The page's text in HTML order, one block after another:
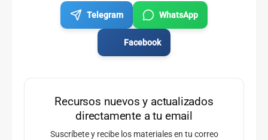
Telegram WhatsApp
Facebook
Recursos nuevos y actualizados
directamente a tu email
Suscríbete y recibe los materiales en tu correo